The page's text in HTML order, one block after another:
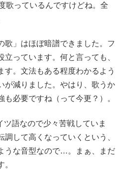
歌っているんですけどね。全
歌」はほぼ暗譜できました。フ
っています。何と言っても、
す。文法もある程度わかるよう
が減りました。やはり、歌うか
も必要ですね（って今更？）。
語なので少々苦戦していま
して高くなっていくという、
うな音型なので…。まぁ、まだ